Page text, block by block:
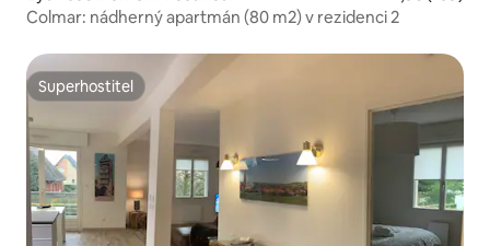
Colmar: nádherný apartmán (80 m2) v rezidenci 2
Superhostitel
Superhostitel